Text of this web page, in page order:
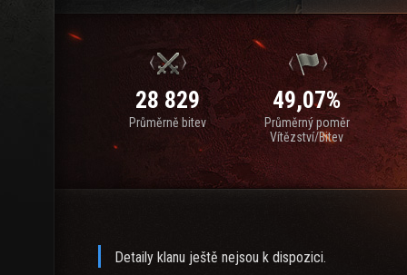
28 829
Průměrně bitev
49,07%
Průměrný poměr
Vítězství/Bitev
Detaily klanu ještě nejsou k dispozici.